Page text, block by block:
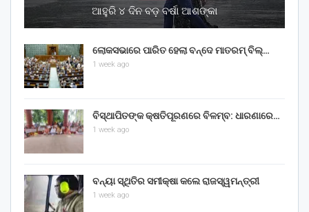
ଆହୁରି ୪ ଦିନ ବଡ଼ ବର୍ଷା ଆଶଙ୍କା
ଲୋକସଭାରେ ପାରିତ ହେଲା ବନ୍ଦେ ମାତରମ୍‌ ବିଲ୍‌…
1 week ago
ବିସ୍ଥାପିତଙ୍କ କ୍ଷତିପୂରଣରେ ବିଳମ୍ବ: ଧାରଣାରେ…
1 week ago
ବନ୍ୟା ସ୍ଥିତିର ସମୀକ୍ଷା କଲେ ରାଜସ୍ୱମନ୍ତ୍ରୀ
1 week ago